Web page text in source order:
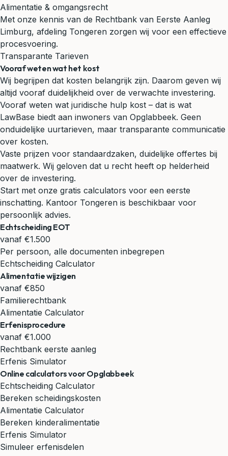
Alimentatie & omgangsrecht
Met onze kennis van de Rechtbank van Eerste Aanleg
Limburg, afdeling Tongeren zorgen wij voor een effectieve
procesvoering.
Transparante Tarieven
Vooraf weten wat het kost
Wij begrijpen dat kosten belangrijk zijn. Daarom geven wij
altijd vooraf duidelijkheid over de verwachte investering.
Vooraf weten wat juridische hulp kost – dat is wat
LawBase biedt aan inwoners van Opglabbeek. Geen
onduidelijke uurtarieven, maar transparante communicatie
over kosten.
Vaste prijzen voor standaardzaken, duidelijke offertes bij
maatwerk. Wij geloven dat u recht heeft op helderheid
over de investering.
Start met onze gratis calculators voor een eerste
inschatting. Kantoor Tongeren is beschikbaar voor
persoonlijk advies.
Echtscheiding EOT
vanaf €1.500
Per persoon, alle documenten inbegrepen
Echtscheiding Calculator
Alimentatie wijzigen
vanaf €850
Familierechtbank
Alimentatie Calculator
Erfenisprocedure
vanaf €1.000
Rechtbank eerste aanleg
Erfenis Simulator
Online calculators voor Opglabbeek
Echtscheiding Calculator
Bereken scheidingskosten
Alimentatie Calculator
Bereken kinderalimentatie
Erfenis Simulator
Simuleer erfenisdelen